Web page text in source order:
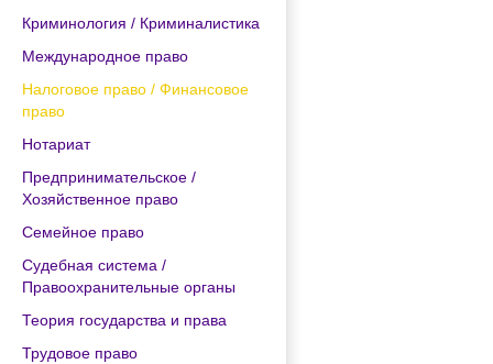
Криминология / Криминалистика
Международное право
Налоговое право / Финансовое
право
Нотариат
Предпринимательское /
Хозяйственное право
Семейное право
Судебная система /
Правоохранительные органы
Теория государства и права
Трудовое право